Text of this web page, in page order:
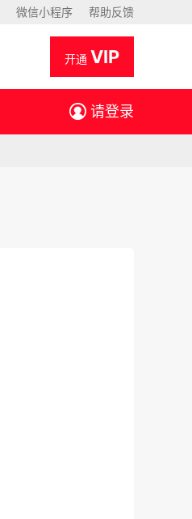
微信小程序 帮助反馈
开通 VIP
请登录